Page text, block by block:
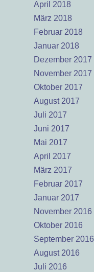
April 2018
März 2018
Februar 2018
Januar 2018
Dezember 2017
November 2017
Oktober 2017
August 2017
Juli 2017
Juni 2017
Mai 2017
April 2017
März 2017
Februar 2017
Januar 2017
November 2016
Oktober 2016
September 2016
August 2016
Juli 2016